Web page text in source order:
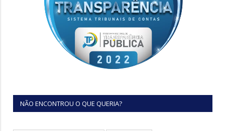
NÃO ENCONTROU O QUE QUERIA?